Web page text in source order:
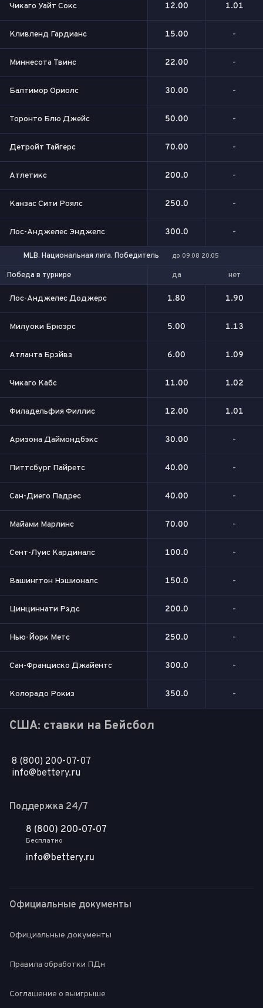
Чикаго Уайт Сокс 12.00 1.01
Кливленд Гардианс 15.00 -
Миннесота Твинс 22.00 -
Балтимор Ориолс 30.00 -
Торонто Блю Джейс 50.00 -
Детройт Тайгерс 70.00 -
Атлетикс 200.0 -
Канзас Сити Роялс 250.0 -
Лос-Анджелес Энджелс 300.0 -
MLB. Национальная лига. Победитель до 09.08 20:05
Победа в турнире да нет
Лос-Анджелес Доджерс 1.80 1.90
Милуоки Брюэрс 5.00 1.13
Атланта Брэйвз 6.00 1.09
Чикаго Кабс 11.00 1.02
Филадельфия Филлис 12.00 1.01
Аризона Даймондбэкс 30.00 -
Питтсбург Пайретс 40.00 -
Сан-Диего Падрес 40.00 -
Майами Марлинс 70.00 -
Сент-Луис Кардиналс 100.0 -
Вашингтон Нэшионалс 150.0 -
Цинциннати Рэдс 200.0 -
Нью-Йорк Метс 250.0 -
Сан-Франциско Джайентс 300.0 -
Колорадо Рокиз 350.0 -
США: ставки на Бейсбол
8 (800) 200-07-07
info@bettery.ru
Поддержка 24/7
8 (800) 200-07-07
Бесплатно
info@bettery.ru
Официальные документы
Официальные документы
Правила обработки ПДн
Соглашение о выигрыше